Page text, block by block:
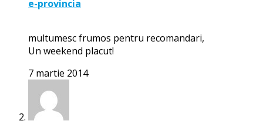
e-provincia
multumesc frumos pentru recomandari,
Un weekend placut!
7 martie 2014